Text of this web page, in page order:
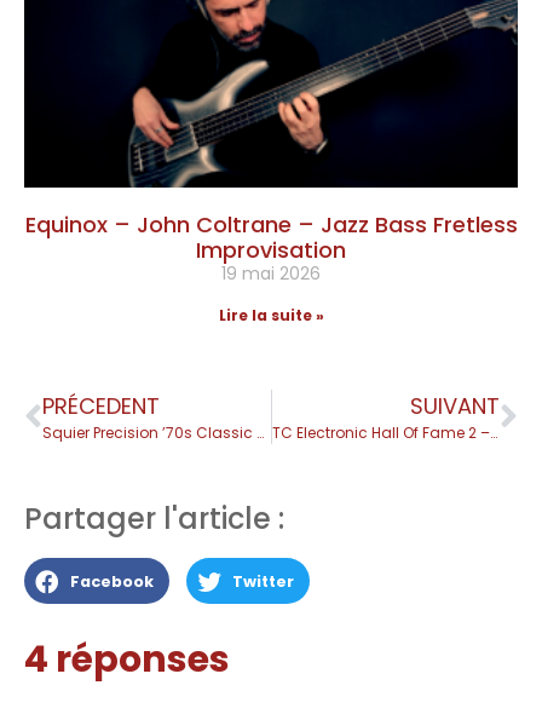
Equinox – John Coltrane – Jazz Bass Fretless
Improvisation
19 mai 2026
Lire la suite »
PRÉCEDENT
Squier Precision ’70s Classic Vibe – Test Complet
SUIVANT
TC Electronic Hall Of Fame 2 – Test Complet Basse
Partager l'article :
Facebook Twitter
4 réponses